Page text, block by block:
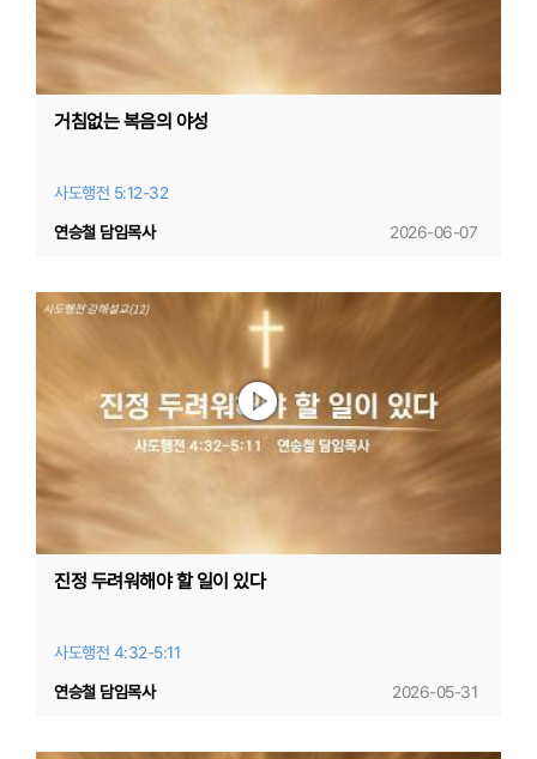
거침없는 복음의 야성
사도행전 5:12-32
2026-06-07
연승철 담임목사
진정 두려워해야 할 일이 있다
사도행전 4:32-5:11
2026-05-31
연승철 담임목사